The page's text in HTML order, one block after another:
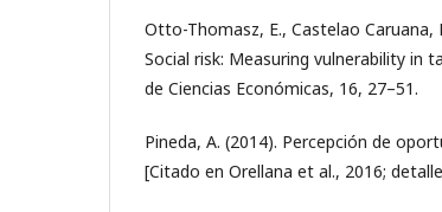
Otto-Thomasz, E., Castelao Caruana,
Social risk: Measuring vulnerability in
de Ciencias Económicas, 16, 27–51.
Pineda, A. (2014). Percepción de
[Citado en Orellana et al., 2016;